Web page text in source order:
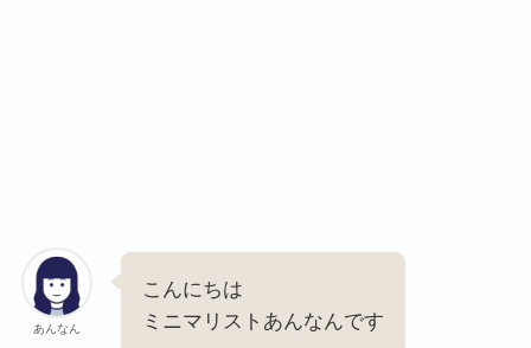
あんなん
こんにちは
ミニマリストあんなんです